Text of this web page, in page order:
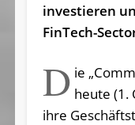
investieren
FinTech-
D ie
heute (1.
ihre